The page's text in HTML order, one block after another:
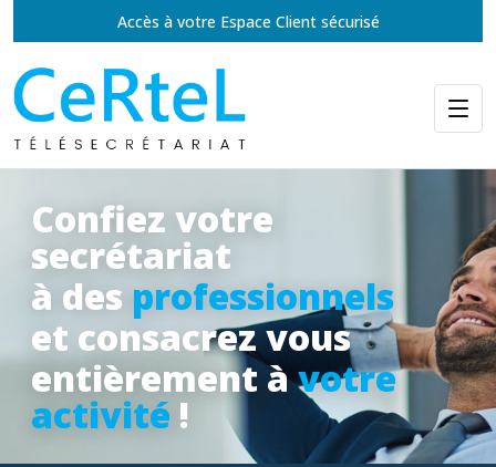
Accès à votre Espace Client sécurisé
Confiez votre
secrétariat
à des professionnels
et consacrez vous
entièrement àvotre
activité !